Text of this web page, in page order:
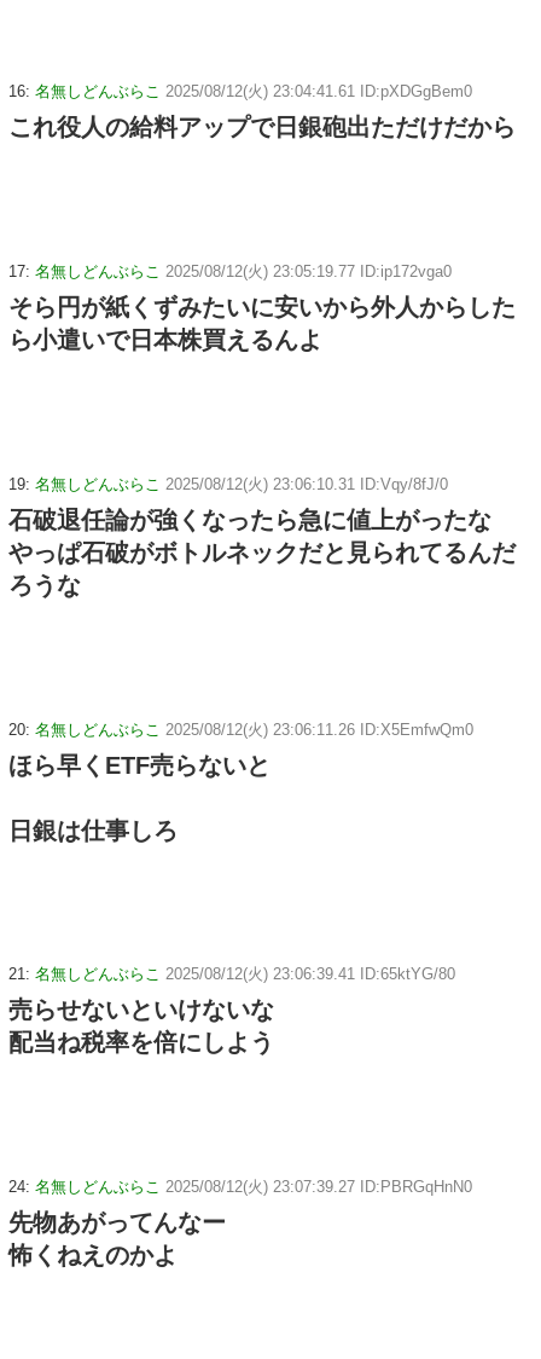
16: 名無しどんぶらこ 2025/08/12(火) 23:04:41.61 ID:pXDGgBem0
これ役人の給料アップで日銀砲出ただけだから
17: 名無しどんぶらこ 2025/08/12(火) 23:05:19.77 ID:ip172vga0
そら円が紙くずみたいに安いから外人からした
ら小遣いで日本株買えるんよ
19: 名無しどんぶらこ 2025/08/12(火) 23:06:10.31 ID:Vqy/8fJ/0
石破退任論が強くなったら急に値上がったな
やっぱ石破がボトルネックだと見られてるんだ
ろうな
20: 名無しどんぶらこ 2025/08/12(火) 23:06:11.26 ID:X5EmfwQm0
ほら早くETF売らないと
日銀は仕事しろ
21: 名無しどんぶらこ 2025/08/12(火) 23:06:39.41 ID:65ktYG/80
売らせないといけないな
配当ね税率を倍にしよう
24: 名無しどんぶらこ 2025/08/12(火) 23:07:39.27 ID:PBRGqHnN0
先物あがってんなー
怖くねえのかよ